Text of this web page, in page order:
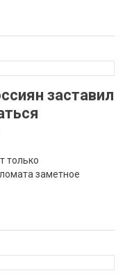
заставил
только
заметное